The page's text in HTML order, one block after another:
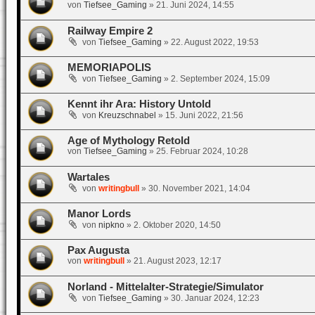
von Tiefsee_Gaming » 21. Juni 2024, 14:55
Railway Empire 2
von Tiefsee_Gaming » 22. August 2022, 19:53
MEMORIAPOLIS
von Tiefsee_Gaming » 2. September 2024, 15:09
Kennt ihr Ara: History Untold
von Kreuzschnabel » 15. Juni 2022, 21:56
Age of Mythology Retold
von Tiefsee_Gaming » 25. Februar 2024, 10:28
Wartales
von writingbull» 30. November 2021, 14:04
Manor Lords
von nipkno» 2. Oktober 2020, 14:50
Pax Augusta
von writingbull» 21. August 2023, 12:17
Norland - Mittelalter-Strategie/Simulator
von Tiefsee_Gaming » 30. Januar 2024, 12:23